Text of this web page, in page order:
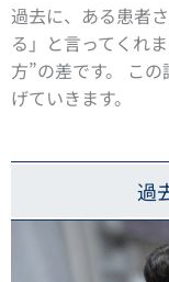
過去に、ある患者
る」と言ってくれ
方”の差です。 こ
げていきます。
過